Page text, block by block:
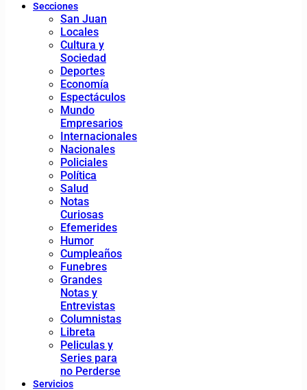
Secciones
San Juan
Locales
Cultura y
Sociedad
Deportes
Economía
Espectáculos
Mundo
Empresarios
Internacionales
Nacionales
Policiales
Política
Salud
Notas
Curiosas
Efemerides
Humor
Cumpleaños
Funebres
Grandes
Notas y
Entrevistas
Columnistas
Libreta
Peliculas y
Series para
no Perderse
Servicios